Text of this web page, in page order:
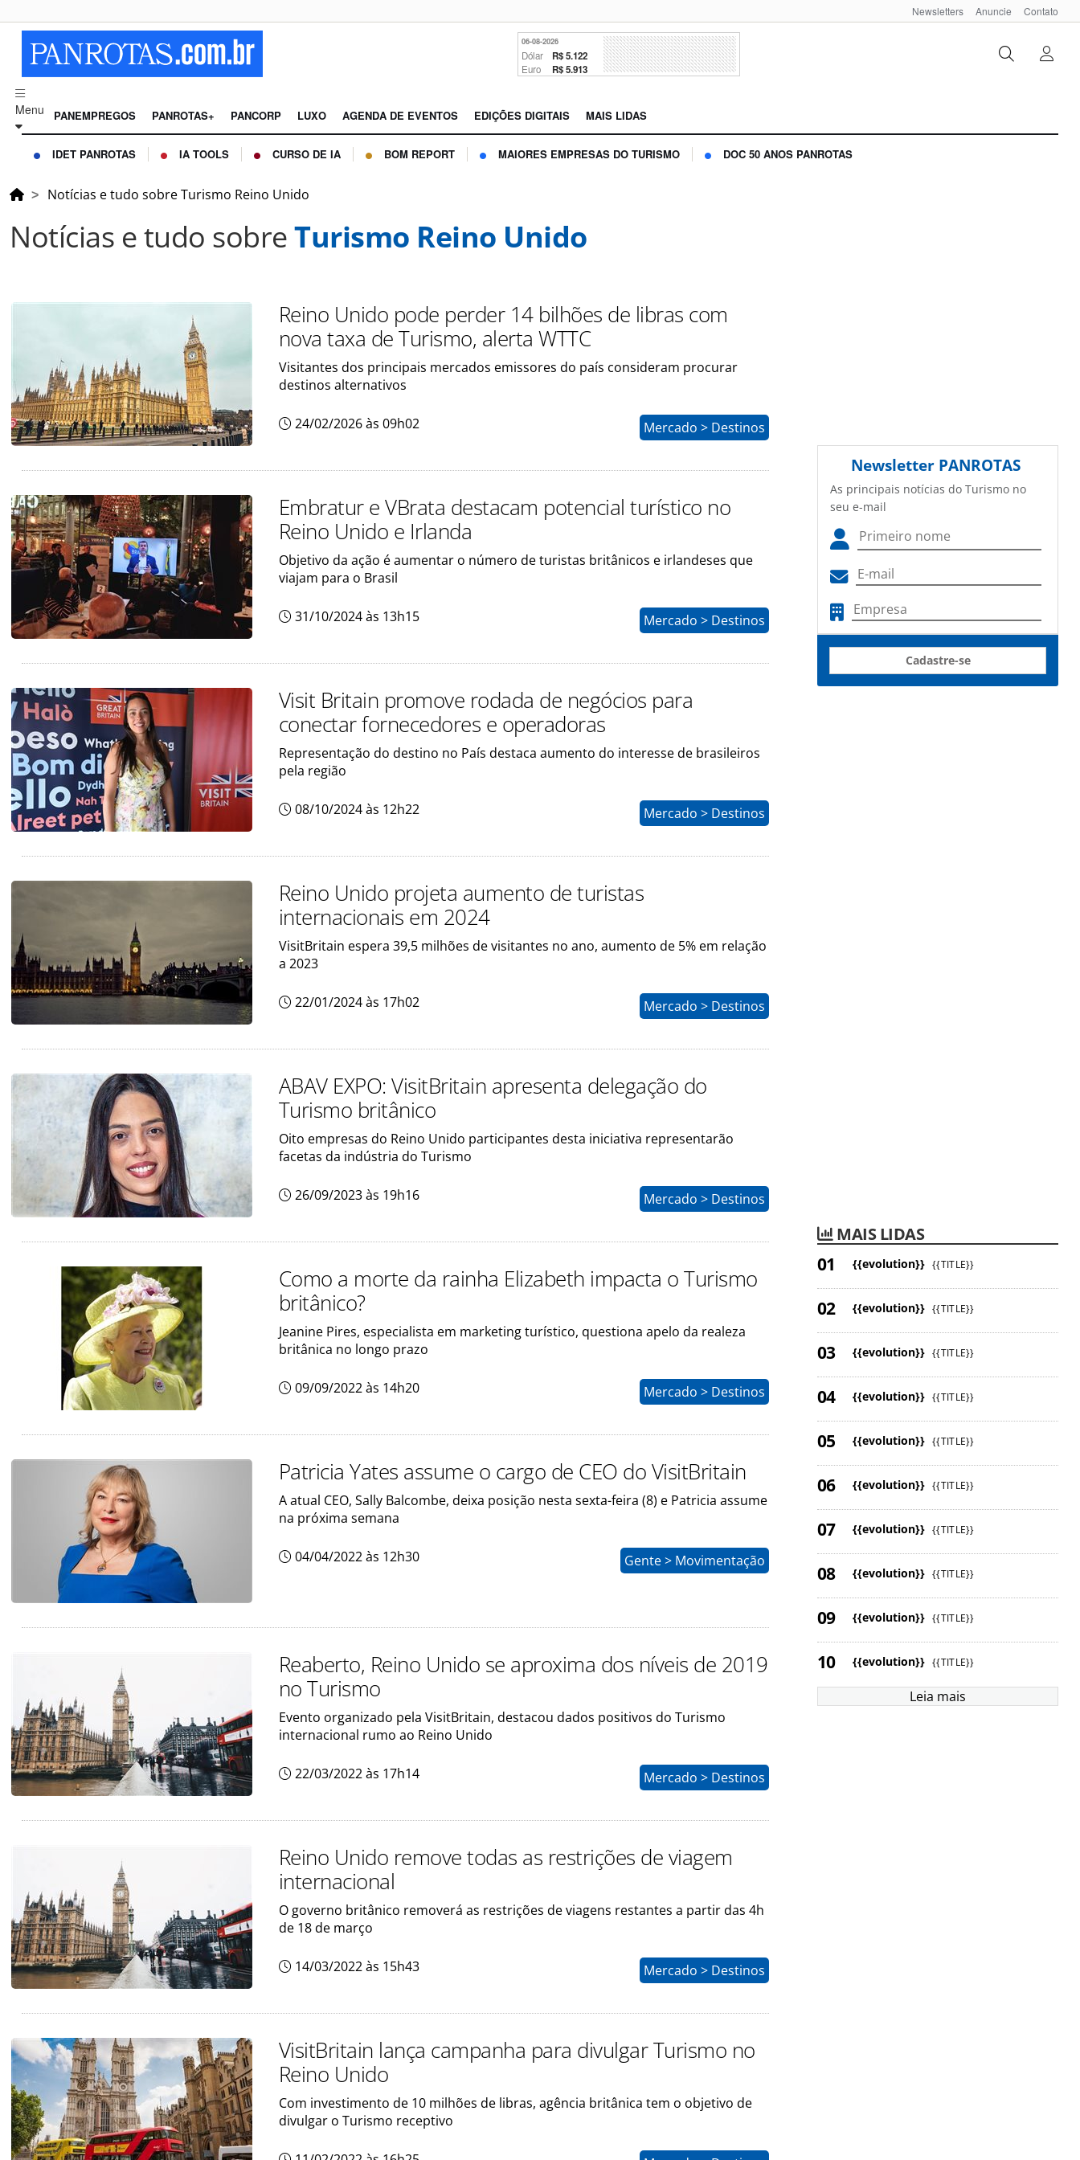
Newsletters Anuncie Contato
06-08-2026
Dólar R$ 5.122
Euro R$ 5.913
Menu PANEMPREGOS PANROTAS+ PANCORP LUXO AGENDA DE EVENTOS EDIÇÕES DIGITAIS MAIS LIDAS
IDET PANROTAS IA TOOLS CURSO DE IA BOM REPORT MAIORES EMPRESAS DO TURISMO DOC 50 ANOS PANROTAS
Notícias e tudo sobre Turismo Reino Unido
Notícias e tudo sobreTurismo Reino Unido
Reino Unido pode perder 14 bilhões de libras com
nova taxa de Turismo, alerta WTTC
Visitantes dos principais mercados emissores do país consideram procurar
destinos alternativos
24/02/2026 às 09h02 Mercado > Destinos
Embratur e VBrata destacam potencial turístico no
Reino Unido e Irlanda
Objetivo da ação é aumentar o número de turistas britânicos e irlandeses que
viajam para o Brasil
31/10/2024 às 13h15 Mercado > Destinos
Visit Britain promove rodada de negócios para
conectar fornecedores e operadoras
Representação do destino no País destaca aumento do interesse de brasileiros
pela região
08/10/2024 às 12h22 Mercado > Destinos
Reino Unido projeta aumento de turistas
internacionais em 2024
VisitBritain espera 39,5 milhões de visitantes no ano, aumento de 5% em relação
a 2023
22/01/2024 às 17h02 Mercado > Destinos
ABAV EXPO: VisitBritain apresenta delegação do
Turismo britânico
Oito empresas do Reino Unido participantes desta iniciativa representarão
facetas da indústria do Turismo
26/09/2023 às 19h16 Mercado > Destinos
Como a morte da rainha Elizabeth impacta o Turismo
britânico?
Jeanine Pires, especialista em marketing turístico, questiona apelo da realeza
britânica no longo prazo
09/09/2022 às 14h20 Mercado > Destinos
Patricia Yates assume o cargo de CEO do VisitBritain
A atual CEO, Sally Balcombe, deixa posição nesta sexta-feira (8) e Patricia assume
na próxima semana
04/04/2022 às 12h30 Gente > Movimentação
Reaberto, Reino Unido se aproxima dos níveis de 2019
no Turismo
Evento organizado pela VisitBritain, destacou dados positivos do Turismo
internacional rumo ao Reino Unido
22/03/2022 às 17h14 Mercado > Destinos
Reino Unido remove todas as restrições de viagem
internacional
O governo britânico removerá as restrições de viagens restantes a partir das 4h
de 18 de março
14/03/2022 às 15h43 Mercado > Destinos
VisitBritain lança campanha para divulgar Turismo no
Reino Unido
Com investimento de 10 milhões de libras, agência britânica tem o objetivo de
divulgar o Turismo receptivo
Newsletter PANROTAS
As principais notícias do Turismo no
seu e-mail
Cadastre-se
MAIS LIDAS
{{evolution}} {{TITLE}}
{{evolution}} {{TITLE}}
{{evolution}} {{TITLE}}
{{evolution}} {{TITLE}}
{{evolution}} {{TITLE}}
{{evolution}} {{TITLE}}
{{evolution}} {{TITLE}}
{{evolution}} {{TITLE}}
{{evolution}} {{TITLE}}
{{evolution}} {{TITLE}}
Leia mais